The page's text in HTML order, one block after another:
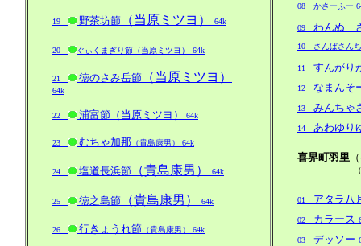
19 野茶坊節 （当原ミツヨ） 64k
20 ぐぃくまぎり節（当原ミツヨ） 64k
21 徳のさみ岳節 （当原ミツヨ）
64k
22 浦富節（当原ミツヨ） 64k
23 むちゃ加那 （貴島康男） 64k
24 塩道長浜節 （貴島康男） 64k
25 徳之島節 （貴島康男） 64k
26 行きょうれ節 （貴島康男） 64k
08 かさーふー
09 わんぬ
10 さんぱさん
11 すんがり
12 なまんそ
13 みんちゃ
14 あわゆり
喜界町羽里
01 アタラ八
02 カラース
03 デッソー